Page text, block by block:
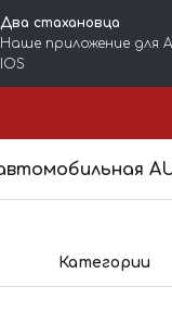
Два стахановца
Наше приложение для
IOS
Категории